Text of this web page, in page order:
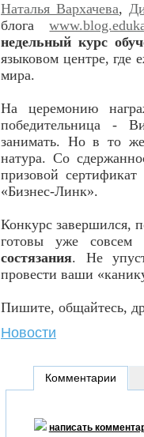
Наталья Вархачева,
блога
недельный курс
языковом центре, где
мира.
На церемонию
победительница -
занимать. Но в то же
натура. Со
призовой
«Бизнес-Линк».
Конкурс завершился,
готовы уже совсем
состязания. Не
провести ваши
Пишите, общайтесь,
Новости
Комментарии
написать